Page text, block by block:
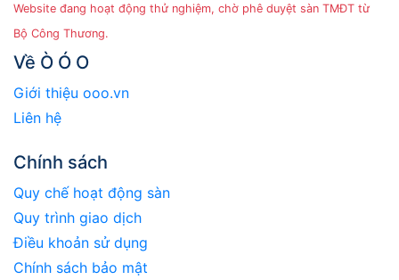
Website đang hoạt động thử nghiệm, chờ phê duyệt sàn TMĐT từ
Bộ Công Thương.
Về Ò Ó O
Giới thiệu ooo.vn
Liên hệ
Chính sách
Quy chế hoạt động sàn
Quy trình giao dịch
Điều khoản sử dụng
Chính sách bảo mật